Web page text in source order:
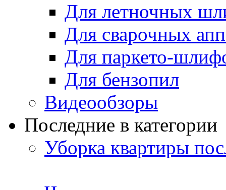
Для летночных
Для сварочных
Для паркето-
Для бензопил
Видеообзоры
Последние в категории
Уборка квартиры